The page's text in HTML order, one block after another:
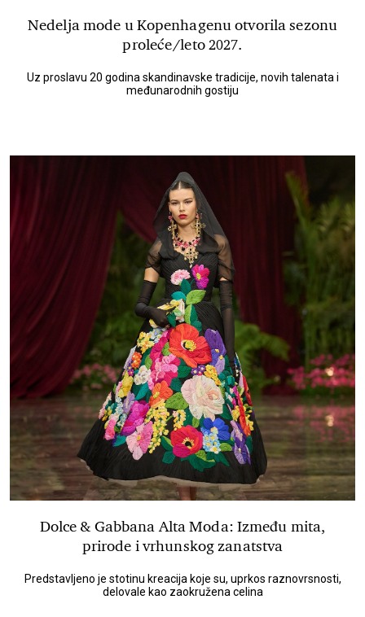
Nedelja mode u Kopenhagenu otvorila sezonu
proleće/leto 2027.
Uz proslavu 20 godina skandinavske tradicije, novih talenata i
međunarodnih gostiju
Dolce & Gabbana Alta Moda: Između mita,
prirode i vrhunskog zanatstva
Predstavljeno je stotinu kreacija koje su, uprkos raznovrsnosti,
delovale kao zaokružena celina